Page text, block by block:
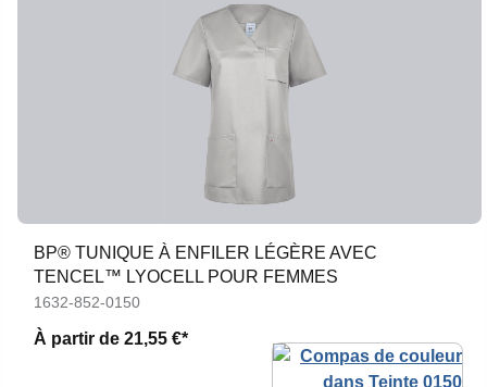
BP® TUNIQUE À ENFILER LÉGÈRE AVEC
TENCEL™ LYOCELL POUR FEMMES
1632-852-0150
À partir de 21,55 €*